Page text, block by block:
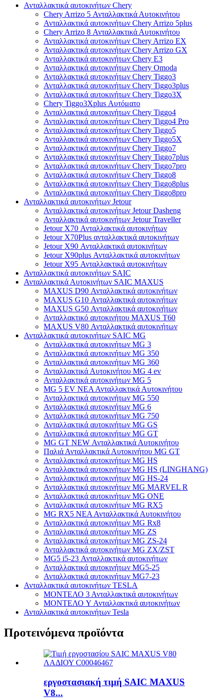
Ανταλλακτικά αυτοκινήτων Chery
Chery Arrizo 5 Ανταλλακτικά Αυτοκινήτου
Ανταλλακτικά αυτοκινήτων Chery Arrizo 5plus
Chery Arrizo 8 Ανταλλακτικά Αυτοκινήτου
Ανταλλακτικά αυτοκινήτων Chery Arrizo EX
Ανταλλακτικά αυτοκινήτων Chery Arrizo GX
Ανταλλακτικά αυτοκινήτων Chery E3
Ανταλλακτικά αυτοκινήτων Chery Omoda
Ανταλλακτικά αυτοκινήτων Chery Tiggo3
Ανταλλακτικά αυτοκινήτων Chery Tiggo3plus
Ανταλλακτικά αυτοκινήτων Chery Tiggo3X
Chery Tiggo3Xplus Αυτόματο
Ανταλλακτικά αυτοκινήτων Chery Tiggo4
Ανταλλακτικά αυτοκινήτων Chery Tiggo4 Pro
Ανταλλακτικά αυτοκινήτων Chery Tiggo5
Ανταλλακτικά αυτοκινήτων Chery Tiggo5X
Ανταλλακτικά αυτοκινήτων Chery Tiggo7
Ανταλλακτικά αυτοκινήτων Chery Tiggo7plus
Ανταλλακτικά αυτοκινήτων Chery Tiggo7pro
Ανταλλακτικά αυτοκινήτων Chery Tiggo8
Ανταλλακτικά αυτοκινήτων Chery Tiggo8plus
Ανταλλακτικά αυτοκινήτων Chery Tiggo8pro
Ανταλλακτικά αυτοκινήτων Jetour
Ανταλλακτικά αυτοκινήτων Jetour Dasheng
Ανταλλακτικά αυτοκινήτων Jetour Traveller
Jetour X70 Ανταλλακτικά αυτοκινήτων
Jetour X70Plus ανταλλακτικά αυτοκινήτων
Jetour X90 Ανταλλακτικά αυτοκινήτων
Jetour X90plus Ανταλλακτικά αυτοκινήτων
Jetour X95 Ανταλλακτικά αυτοκινήτων
Ανταλλακτικά αυτοκινήτων SAIC
Ανταλλακτικά Αυτοκινήτων SAIC MAXUS
MAXUS D90 Ανταλλακτικά αυτοκινήτων
MAXUS G10 Ανταλλακτικά αυτοκινήτων
MAXUS G50 Ανταλλακτικά αυτοκινήτων
Ανταλλακτικό αυτοκινήτου MAXUS T60
MAXUS V80 Ανταλλακτικά αυτοκινήτων
Ανταλλακτικά αυτοκινήτων SAIC MG
Ανταλλακτικά αυτοκινήτων MG 3
Ανταλλακτικά αυτοκινήτων MG 350
Ανταλλακτικά αυτοκινήτων MG 360
Ανταλλακτικά Αυτοκινήτου MG 4 ev
Ανταλλακτικά αυτοκινήτων MG 5
MG 5 EV ΝΕΑ Ανταλλακτικά Αυτοκινήτου
Ανταλλακτικά αυτοκινήτων MG 550
Ανταλλακτικά αυτοκινήτων MG 6
Ανταλλακτικά αυτοκινήτων MG 750
Ανταλλακτικά αυτοκινήτων MG GS
Ανταλλακτικά αυτοκινήτων MG GT
MG GT NEW Ανταλλακτικά Αυτοκινήτου
Παλιά Ανταλλακτικά Αυτοκινήτου MG GT
Ανταλλακτικά αυτοκινήτων MG HS
Ανταλλακτικά αυτοκινήτων MG HS (LINGHANG)
Ανταλλακτικά αυτοκινήτων MG HS-24
Ανταλλακτικά αυτοκινήτων MG MARVEL R
Ανταλλακτικά αυτοκινήτων MG ONE
Ανταλλακτικά αυτοκινήτων MG RX5
MG RX5 ΝΕΑ Ανταλλακτικά Αυτοκινήτου
Ανταλλακτικά αυτοκινήτων MG Rx8
Ανταλλακτικά αυτοκινήτων MG ZS
Ανταλλακτικά αυτοκινήτων MG ZS-24
Ανταλλακτικά αυτοκινήτων MG ZX/ZST
MG5 i5-23 Ανταλλακτικά αυτοκινήτων
Ανταλλακτικά αυτοκινήτων MG5-25
Ανταλλακτικά αυτοκινήτων MG7-23
Ανταλλακτικά αυτοκινήτων TESLA
ΜΟΝΤΕΛΟ 3 Ανταλλακτικά αυτοκινήτων
ΜΟΝΤΕΛΟ Y Ανταλλακτικά αυτοκινήτων
Ανταλλακτικά αυτοκινήτων Tesla
Προτεινόμενα προϊόντα
εργοστασιακή τιμή SAIC MAXUS
V8...